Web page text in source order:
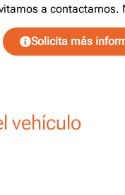
a contactarnos.
Solicita más
vehículo